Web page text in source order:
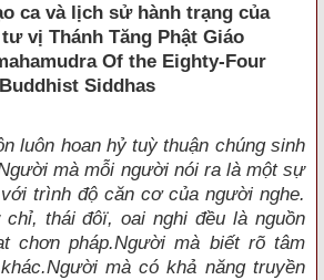
ca và lịch sử hành trạng của
vị Thánh Tăng Phật Giáo
Of the Eighty-Four
Buddhist Siddhas
luôn hoan hỷ tuỳ thuận chúng sinh
mà mỗi người nói ra là một sự
trình độ căn cơ của người nghe.
thái đôï, oai nghi đều là nguồn
chơn pháp.Người mà biết rõ tâm
mà có khả năng truyền